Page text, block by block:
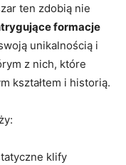
ten zdobią nie
formacje
unikalnością i
z nich, które
kształtem i historią.
klify